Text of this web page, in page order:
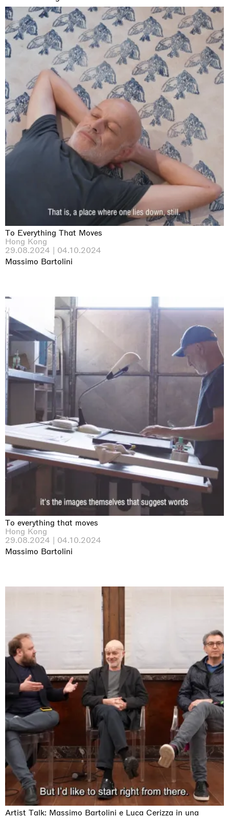
To Everything That Moves
Hong Kong
29.08.2024 | 04.10.2024
Massimo Bartolini
To everything that moves
Hong Kong
29.08.2024 | 04.10.2024
Massimo Bartolini
Artist Talk: Massimo Bartolini e Luca Cerizza in una